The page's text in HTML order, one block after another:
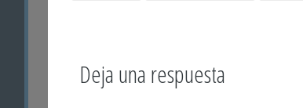
Deja una respuesta